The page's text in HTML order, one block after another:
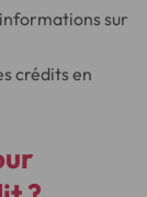
sur
crédits en